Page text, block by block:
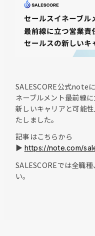
SALESCORE公式note
ネーブルメント最前線
新しいキャリアと可能
たしました。
記事はこちらから
▶︎ https://note.com/
SALESCOREでは全職
い。